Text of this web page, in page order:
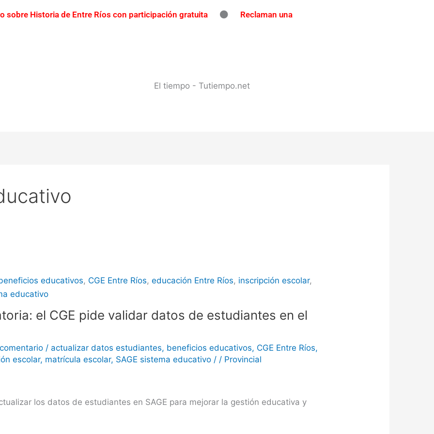
sobre Historia de Entre Ríos con participación gratuita
Reclaman una
El tiempo - Tutiempo.net
educativos, CGE Entre Ríos,educación Entre Ríos, inscripción escolar,
educativo
el CGE pide validar datos de estudiantes en el
/ actualizar datos estudiantes, beneficios educativos, CGE Entre Ríos,
escolar, matrícula escolar, SAGE sistema educativo / / Provincial
los datos de estudiantes en SAGE para mejorar la gestión educativa y